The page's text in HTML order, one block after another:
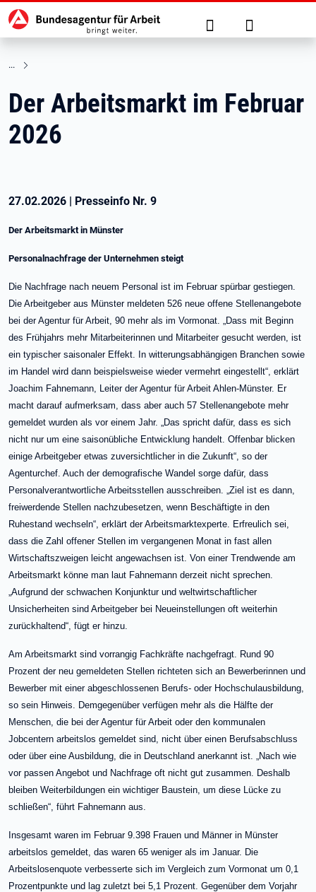
zu den Hauptinhalten springen
Hauptnavigation Suche Anmelden
Der Arbeitsmarkt im Februar
2026
27.02.2026 | Presseinfo Nr. 9
Der Arbeitsmarkt in Münster
Personalnachfrage der Unternehmen steigt
Die Nachfrage nach neuem Personal ist im Februar spürbar gestiegen.
Die Arbeitgeber aus Münster meldeten 526 neue offene Stellenangebote
bei der Agentur für Arbeit, 90 mehr als im Vormonat. „Dass mit Beginn
des Frühjahrs mehr Mitarbeiterinnen und Mitarbeiter gesucht werden, ist
ein typischer saisonaler Effekt. In witterungsabhängigen Branchen sowie
im Handel wird dann beispielsweise wieder vermehrt eingestellt“, erklärt
Joachim Fahnemann, Leiter der Agentur für Arbeit Ahlen-Münster. Er
macht darauf aufmerksam, dass aber auch 57 Stellenangebote mehr
gemeldet wurden als vor einem Jahr. „Das spricht dafür, dass es sich
nicht nur um eine saisonübliche Entwicklung handelt. Offenbar blicken
einige Arbeitgeber etwas zuversichtlicher in die Zukunft“, so der
Agenturchef. Auch der demografische Wandel sorge dafür, dass
Personalverantwortliche Arbeitsstellen ausschreiben. „Ziel ist es dann,
freiwerdende Stellen nachzubesetzen, wenn Beschäftigte in den
Ruhestand wechseln“, erklärt der Arbeitsmarktexperte. Erfreulich sei,
dass die Zahl offener Stellen im vergangenen Monat in fast allen
Wirtschaftszweigen leicht angewachsen ist. Von einer Trendwende am
Arbeitsmarkt könne man laut Fahnemann derzeit nicht sprechen.
„Aufgrund der schwachen Konjunktur und weltwirtschaftlicher
Unsicherheiten sind Arbeitgeber bei Neueinstellungen oft weiterhin
zurückhaltend“, fügt er hinzu.
Am Arbeitsmarkt sind vorrangig Fachkräfte nachgefragt. Rund 90
Prozent der neu gemeldeten Stellen richteten sich an Bewerberinnen und
Bewerber mit einer abgeschlossenen Berufs- oder Hochschulausbildung,
so sein Hinweis. Demgegenüber verfügen mehr als die Hälfte der
Menschen, die bei der Agentur für Arbeit oder den kommunalen
Jobcentern arbeitslos gemeldet sind, nicht über einen Berufsabschluss
oder über eine Ausbildung, die in Deutschland anerkannt ist. „Nach wie
vor passen Angebot und Nachfrage oft nicht gut zusammen. Deshalb
bleiben Weiterbildungen ein wichtiger Baustein, um diese Lücke zu
schließen“, führt Fahnemann aus.
Insgesamt waren im Februar 9.398 Frauen und Männer in Münster
arbeitslos gemeldet, das waren 65 weniger als im Januar. Die
Arbeitslosenquote verbesserte sich im Vergleich zum Vormonat um 0,1
Prozentpunkte und lag zuletzt bei 5,1 Prozent. Gegenüber dem Vorjahr